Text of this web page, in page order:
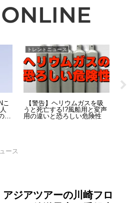
こ
裏
トレンドニュース
【警告】ヘリウムガスを吸
うと死亡する!?風船用と変声
用の違いと恐ろしい危険性
ース
アジアツアーの川崎フロ